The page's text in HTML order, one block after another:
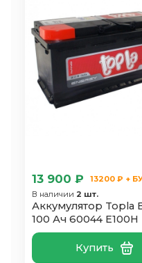
13 900 ₽
13200 ₽ +
В наличии 2 шт.
Аккумулятор Topla
100 Ач 60044 E100H
Купить